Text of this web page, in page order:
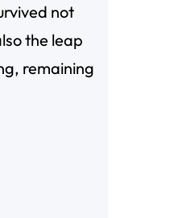
not
the leap
remaining